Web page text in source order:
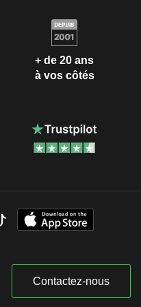
+ de 20 ans
à vos côtés
Contactez-nous